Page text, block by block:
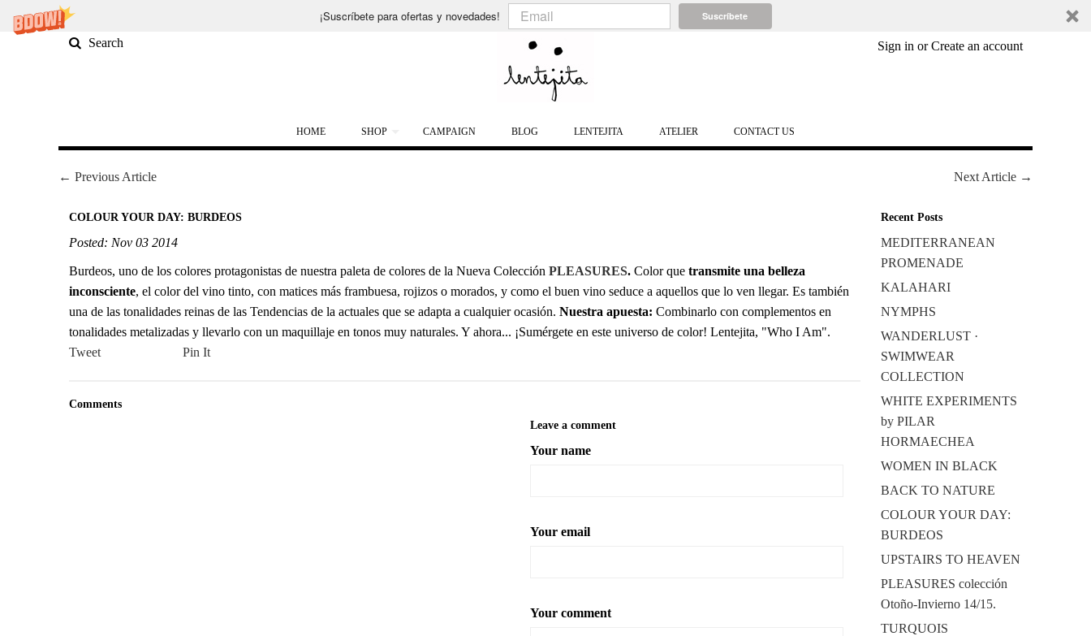
¡Suscríbete para ofertas y novedades! Suscríbete
Sign in orCreate an account
HOME SHOP CAMPAIGN BLOG LENTEJITA ATELIER CONTACT US
← Previous Article Next Article →
COLOUR YOUR DAY: BURDEOS
Posted: Nov 03 2014
Burdeos, uno de los colores protagonistas de nuestra paleta de colores de la Nueva Colección PLEASURES. Color que transmite una belleza
inconsciente, el color del vino tinto, con matices más frambuesa, rojizos o morados, y como el buen vino seduce a aquellos que lo ven llegar. Es también
una de las tonalidades reinas de las Tendencias de la actuales que se adapta a cualquier ocasión. Nuestra apuesta: Combinarlo con complementos en
tonalidades metalizadas y llevarlo con un maquillaje en tonos muy naturales. Y ahora... ¡Sumérgete en este universo de color! Lentejita, "Who I Am".
Tweet
Pin It
Comments
Leave a comment
Your name
Your email
Your comment
Recent Posts
MEDITERRANEAN
PROMENADE
KALAHARI
NYMPHS
WANDERLUST ·
SWIMWEAR
COLLECTION
WHITE EXPERIMENTS
by PILAR
HORMAECHEA
WOMEN IN BLACK
BACK TO NATURE
COLOUR YOUR DAY:
BURDEOS
UPSTAIRS TO HEAVEN
PLEASURES colección
Otoño-Invierno 14/15.
TURQUOIS